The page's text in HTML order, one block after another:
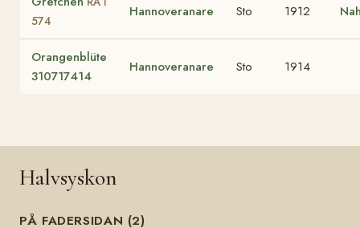
574
Hannoveranare Sto 1912
Orangenblüte
310717414
Hannoveranare Sto 1914
Halvsyskon
PÅ FADERSIDAN (2)